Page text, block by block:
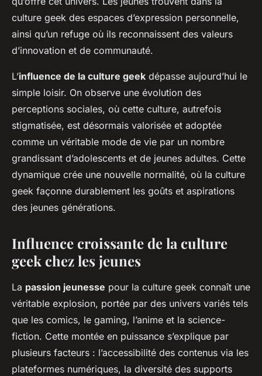
culture geek des espaces d’expression personnelle,
ainsi qu’un refuge où ils reconnaissent des valeurs
d’innovation et de communauté.
L’influence de la culture geek dépasse aujourd’hui le
simple loisir. On observe une évolution des
perceptions sociales, où cette culture, autrefois
stigmatisée, est désormais valorisée et adoptée
comme un véritable mode de vie par un nombre
grandissant d’adolescents et de jeunes adultes. Cette
dynamique crée une nouvelle normalité, où la culture
geek façonne durablement les goûts et aspirations
des jeunes générations.
Influence croissante de la culture
geek chez les jeunes
La passion jeunesse pour la culture geek connaît une
véritable explosion, portée par des univers variés tels
que les comics, le gaming, l’anime et la science-
fiction. Cette montée en puissance s’explique par
plusieurs facteurs : l’accessibilité des contenus via les
plateformes numériques, la diversité des supports